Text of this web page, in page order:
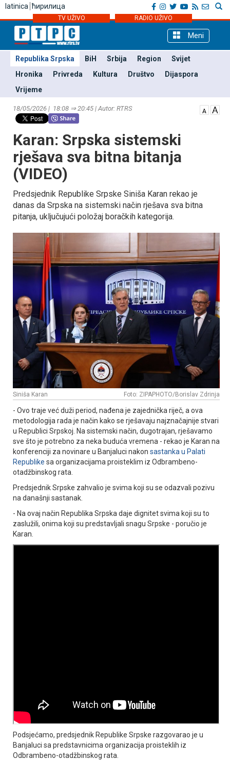
latinica ћирилица
TV UŽIVO RADIO UŽIVO
Meni
Republika Srpska BiH Srbija Region
Svijet
Hronika
Privreda Kultura Društvo
Dijaspora
Vrijeme
18/05/2026 | 18:08 ⇒ 20:45 | Autor: RTRS
Karan: Srpska sistemski
rješava sva bitna bitanja
(VIDEO)
Predsjednik Republike Srpske Siniša Karan rekao je
danas da Srpska na sistemski način rješava sva bitna
pitanja, uključujući položaj boračkih kategorija.
Siniša Karan Foto: ZIPAPHOTO/Borislav Zdrinja
- Ovo traje već duži period, nađena je zajednička riječ, a ova
metodologija rada je način kako se rješavaju najznačajnije stvari
u Republici Srpskoj. Na sistemski način, dugotrajan, rješavamo
sve što je potrebno za neka buduća vremena - rekao je Karan na
konferenciji za novinare u Banjaluci nakon sastanka u Palati
Republike sa organizacijama proisteklim iz Odbrambeno-
otadžbinskog rata.
Predsjednik Srpske zahvalio je svima koji su se odazvali pozivu
na današnji sastanak.
- Na ovaj način Republika Srpska daje dignitet svima koji su to
zaslužili, onima koji su predstavljali snagu Srpske - poručio je
Karan.
Podsjećamo, predsjednik Republike Srpske razgovarao je u
Banjaluci sa predstavnicima organizacija proisteklih iz
Odbrambeno-otadžbinskog rata.